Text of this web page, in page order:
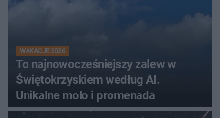
WAKACJE 2026
To najnowocześniejszy zalew w
Świętokrzyskiem według AI.
Unikalne molo i promenada